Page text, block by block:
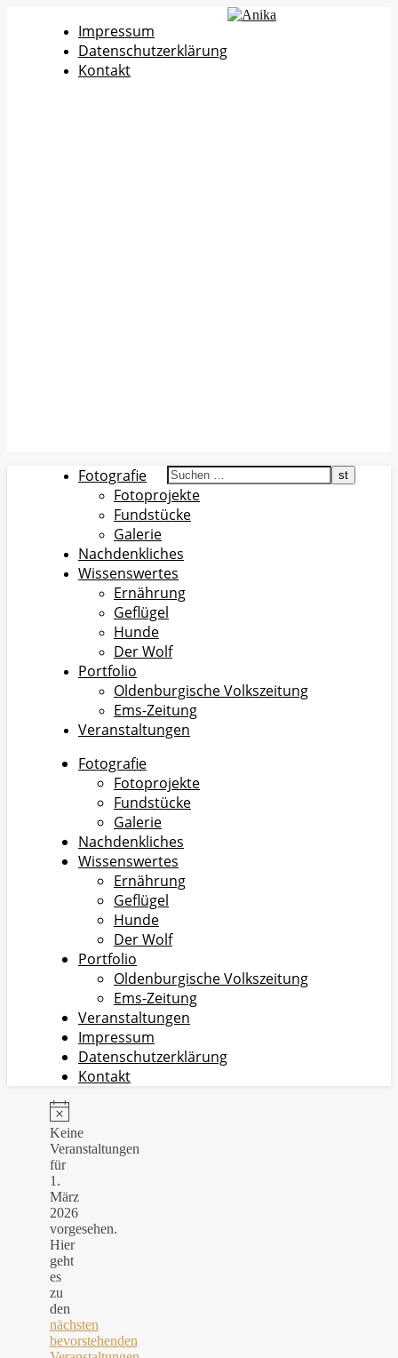
Impressum
Datenschutzerklärung
Kontakt
Fotografie
Fotoprojekte
Fundstücke
Galerie
Nachdenkliches
Wissenswertes
Ernährung
Geflügel
Hunde
Der Wolf
Portfolio
Oldenburgische Volkszeitung
Ems-Zeitung
Veranstaltungen
Fotografie
Fotoprojekte
Fundstücke
Galerie
Nachdenkliches
Wissenswertes
Ernährung
Geflügel
Hunde
Der Wolf
Portfolio
Oldenburgische Volkszeitung
Ems-Zeitung
Veranstaltungen
Impressum
Datenschutzerklärung
Kontakt
Veranstaltungen
für
1.
März
2026
Hinweis
Keine
Veranstaltungen
für
1.
März
2026
vorgesehen.
Hier
geht
es
zu
den
nächsten
bevorstehenden